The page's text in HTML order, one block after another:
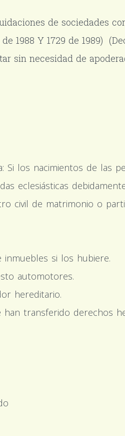
de sociedades
1988 Y 1729 de 1989)
sin necesidad de
Si los nacimientos de las
eclesiásticas
civil de matrimonio o
inmuebles si los hubiere.
automotores.
hereditario.
transferido derechos